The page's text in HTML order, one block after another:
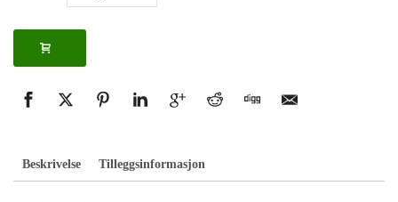
Beskrivelse Tilleggsinformasjon